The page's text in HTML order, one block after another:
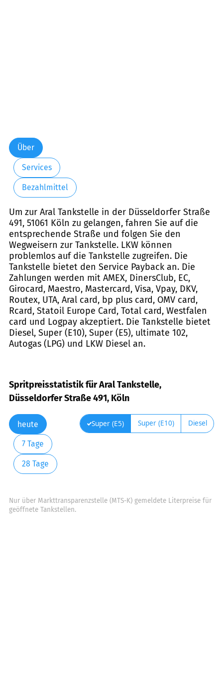
Über
Services
Bezahlmittel
Um zur Aral Tankstelle in der Düsseldorfer Straße
491, 51061 Köln zu gelangen, fahren Sie auf die
entsprechende Straße und folgen Sie den
Wegweisern zur Tankstelle. LKW können
problemlos auf die Tankstelle zugreifen. Die
Tankstelle bietet den Service Payback an. Die
Zahlungen werden mit AMEX, DinersClub, EC,
Girocard, Maestro, Mastercard, Visa, Vpay, DKV,
Routex, UTA, Aral card, bp plus card, OMV card,
Rcard, Statoil Europe Card, Total card, Westfalen
card und Logpay akzeptiert. Die Tankstelle bietet
Diesel, Super (E10), Super (E5), ultimate 102,
Autogas (LPG) und LKW Diesel an.
Spritpreisstatistik für Aral Tankstelle,
Düsseldorfer Straße 491, Köln
heute
7 Tage
28 Tage
Super (E5) Super (E10) Diesel
Nur über Markttransparenzstelle (MTS-K) gemeldete Literpreise für
geöffnete Tankstellen.